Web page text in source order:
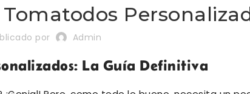
por Admin
La Guía Definitiva